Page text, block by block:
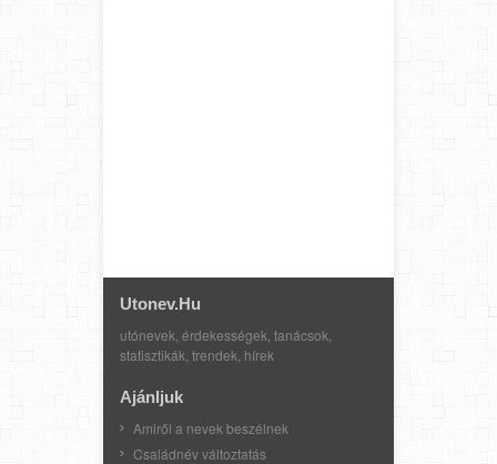
Utonev.hu
utónevek, érdekességek, tanácsok,
statisztikák, trendek, hírek
Ajánljuk
Amiről a nevek beszélnek
Családnév változtatás